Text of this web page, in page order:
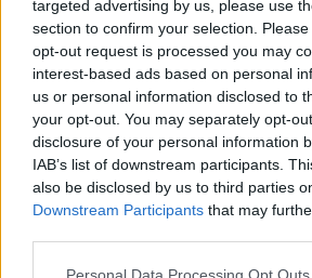
targeted advertising by us, please use
section to confirm your selection.
opt-out request is processed you may
interest-based ads based on personal
us or personal information disclosed to
your opt-out. You may separately opt-
disclosure of your personal information
IAB’s list of downstream participants.
also be disclosed by us to third parties
Downstream Participants that may
Οι διαδηλώσεις οδήγησαν την
να επιχορηγήσει με επιπλέον 269
έως και 140.000 αγρότες και την
νομοσχέδιο για τη μείωση κατά
παρασιτοκτόνων στο μπλοκ, στο
οι αγρότες.